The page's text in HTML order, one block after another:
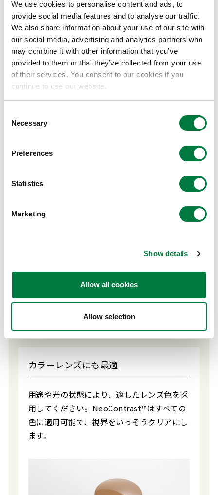
We use cookies to personalise content and ads, to
provide social media features and to analyse our traffic.
We also share information about your use of our site with
our social media, advertising and analytics partners who
may combine it with other information that you’ve
provided to them or that they’ve collected from your use
of their services. You consent to our cookies if you
continue to use our website.
Selection
Necessary
Preferences
Statistics
Marketing
Show details
Allow all cookies
Allow selection
高屈折率レンズ材料MR™を使用しているた
め、度の強い方用のレンズも薄型軽量化が可
1.67）共に可。
高エネルギ可視光線（HEV）カット技術
UV+420cut™」
カラーレンズにも最適
用途や光の状態により、適したレンズ色を採
用してください。NeoContrast™はすべての
色に適用可能で、視界をいっそうクリアにし
ます。